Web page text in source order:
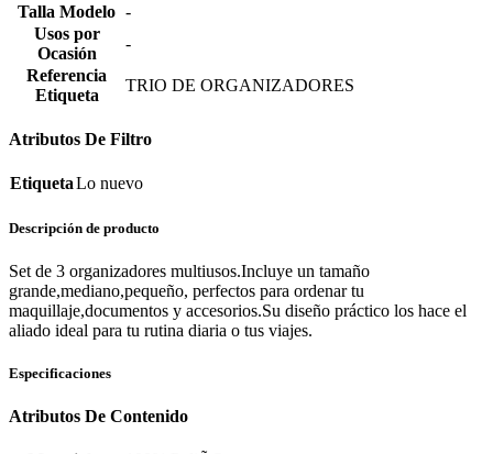
Talla Modelo -
Usos por
Ocasión
-
Referencia
Etiqueta
TRIO DE ORGANIZADORES
Atributos De Filtro
EtiquetaLo nuevo
Descripción de producto
Set de 3 organizadores multiusos.Incluye un tamaño
grande,mediano,pequeño, perfectos para ordenar tu
maquillaje,documentos y accesorios.Su diseño práctico los hace el
aliado ideal para tu rutina diaria o tus viajes.
Especificaciones
Atributos De Contenido